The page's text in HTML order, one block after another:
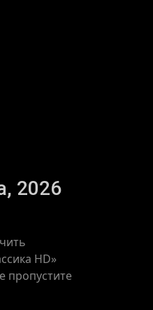
2026
HD»
пропустите